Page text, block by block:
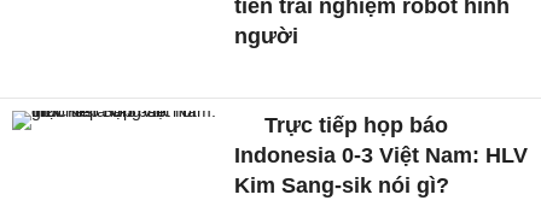
tiền trải nghiệm robot hình
người
Trực tiếp họp báo
Indonesia 0-3 Việt Nam: HLV
Kim Sang-sik nói gì?